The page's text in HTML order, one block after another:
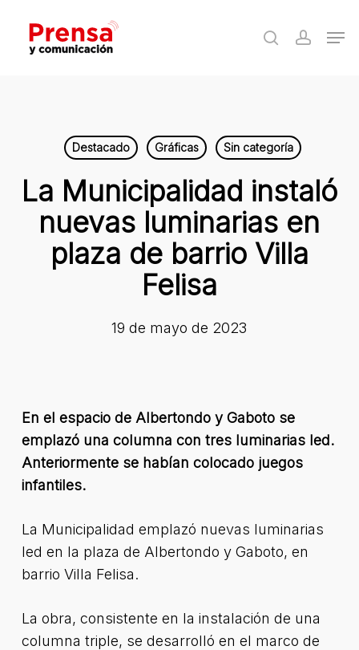
main
search
Destacado Gráficas Sin categoría
La Municipalidad instaló
nuevas luminarias en
plaza de barrio Villa
Felisa
19 de mayo de 2023
En el espacio de Albertondo y Gaboto se
emplazó una columna con tres luminarias led.
Anteriormente se habían colocado juegos
infantiles.
La Municipalidad emplazó nuevas luminarias
led en la plaza de Albertondo y Gaboto, en
barrio Villa Felisa.
La obra, consistente en la instalación de una
columna triple, se desarrolló en el marco de